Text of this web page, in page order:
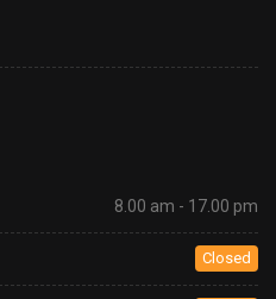
8.00 am - 17.00 pm
Closed